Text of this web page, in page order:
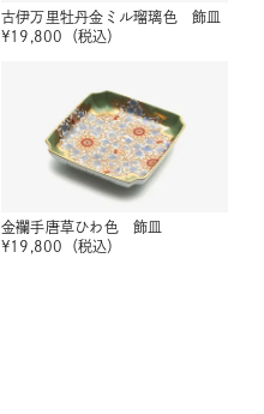
古伊万里牡丹金ミル瑠璃色 飾皿
¥19,800 （税込）
金襴手唐草ひわ色 飾皿
¥19,800 （税込）